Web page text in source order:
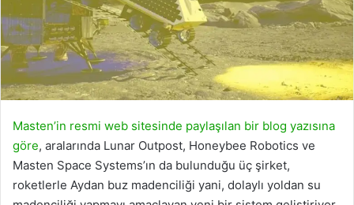
Masten’in resmi web sitesinde paylaşılan bir blog yazısına
göre, aralarında Lunar Outpost, Honeybee Robotics ve
Masten Space Systems’ın da bulunduğu üç şirket,
roketlerle Aydan buz madenciliği yani, dolaylı yoldan su